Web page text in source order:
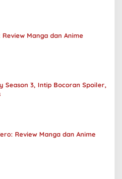
Manga dan Anime
Season 3, Intip Bocoran Spoiler,
Review Manga dan Anime